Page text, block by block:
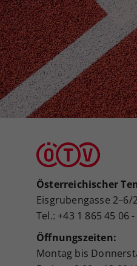
Österreichischer
Eisgrubengasse
Tel.: +43 1 865 45 06
Öffnungszeiten:
Montag bis